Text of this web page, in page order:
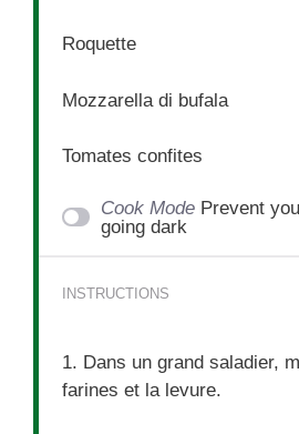
Roquette
Mozzarella di bufala
Tomates confites
Cook Mode Prevent
going dark
INSTRUCTIONS
1. Dans un grand saladier,
farines et la levure.